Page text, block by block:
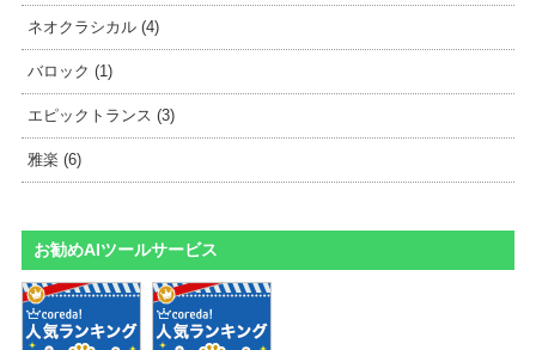
ネオクラシカル (4)
バロック (1)
エピックトランス (3)
雅楽 (6)
お勧めAIツールサービス